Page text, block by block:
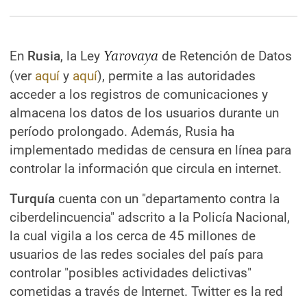
En Rusia, la Ley Yarovaya de Retención de Datos
(ver aquí y aquí), permite a las autoridades
acceder a los registros de comunicaciones y
almacena los datos de los usuarios durante un
período prolongado. Además, Rusia ha
implementado medidas de censura en línea para
controlar la información que circula en internet.
Turquía cuenta con un "departamento contra la
ciberdelincuencia" adscrito a la Policía Nacional,
la cual vigila a los cerca de 45 millones de
usuarios de las redes sociales del país para
controlar "posibles actividades delictivas"
cometidas a través de Internet. Twitter es la red